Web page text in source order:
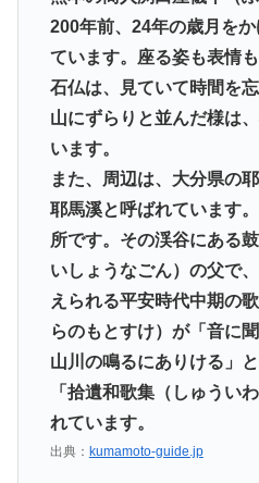
200年前、24年の歳月を
ています。座る姿も表情
石仏は、見ていて時間を
山にずらりと並んだ様は
います。
また、周辺は、大分県の
耶馬溪と呼ばれています
所です。その渓谷にある
いしょうなごん）の父で
えられる平安時代中期の
らのもとすけ）が「音に
山川の鳴るにありける」
「拾遺和歌集（しゅうい
れています。
出典： kumamoto-guide.jp